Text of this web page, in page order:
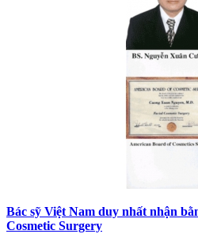
Bác sỹ Việt Nam duy nhất nhận
Cosmetic Surgery